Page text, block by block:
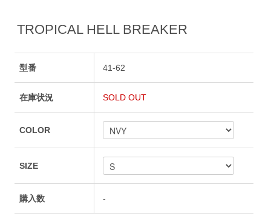
TROPICAL HELL BREAKER
型番 41-62
在庫状況 SOLD OUT
COLOR
SIZE
購入数 -